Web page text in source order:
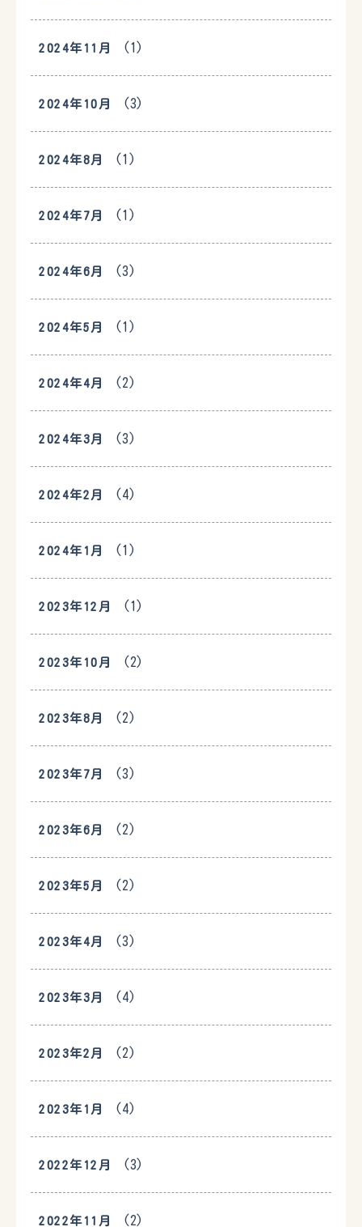
2024年11月 (1)
2024年10月 (3)
2024年8月 (1)
2024年7月 (1)
2024年6月 (3)
2024年5月 (1)
2024年4月 (2)
2024年3月 (3)
2024年2月 (4)
2024年1月 (1)
2023年12月 (1)
2023年10月 (2)
2023年8月 (2)
2023年7月 (3)
2023年6月 (2)
2023年5月 (2)
2023年4月 (3)
2023年3月 (4)
2023年2月 (2)
2023年1月 (4)
2022年12月 (3)
2022年11月 (2)